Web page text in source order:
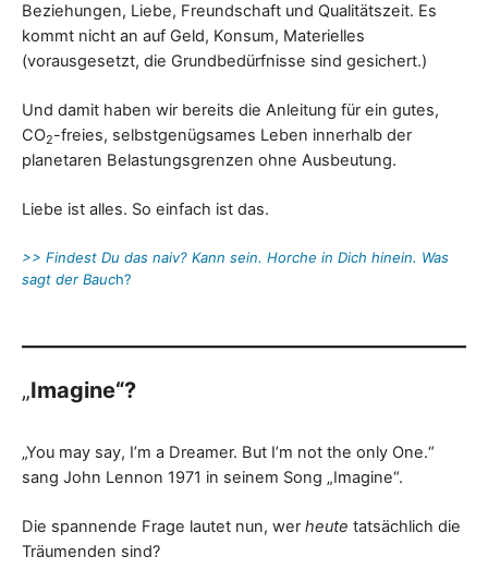
Beziehungen, Liebe, Freundschaft und Qualitätszeit. Es
kommt nicht an auf Geld, Konsum, Materielles
(vorausgesetzt, die Grundbedürfnisse sind gesichert.)
Und damit haben wir bereits die Anleitung für ein gutes,
CO2-freies, selbstgenügsames Leben innerhalb der
planetaren Belastungsgrenzen ohne Ausbeutung.
Liebe ist alles. So einfach ist das.
>> Findest Du das naiv? Kann sein. Horche in Dich hinein. Was
sagt der Bauch?
„Imagine“?
„You may say, I’m a Dreamer. But I’m not the only One.“
sang John Lennon 1971 in seinem Song „Imagine“.
Die spannende Frage lautet nun, wer heute tatsächlich die
Träumenden sind?